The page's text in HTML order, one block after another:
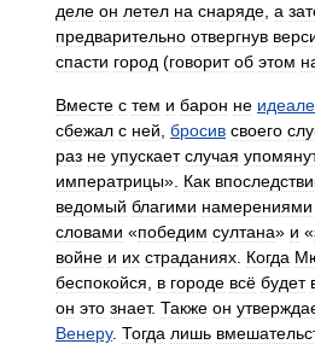
деле он летел на снаряде а
предварительно отвергнув
спасти город (говорит об этом
Вместе с тем и барон не
сбежал с ней бросив своего
раз не упускает случая
императрицы». Как
ведомый благими намерениями
словами «победим султана» и «
войне и их страданиях Когда
беспокойся
в городе всё будет
он это знает. Также он
Венеру. Тогда лишь